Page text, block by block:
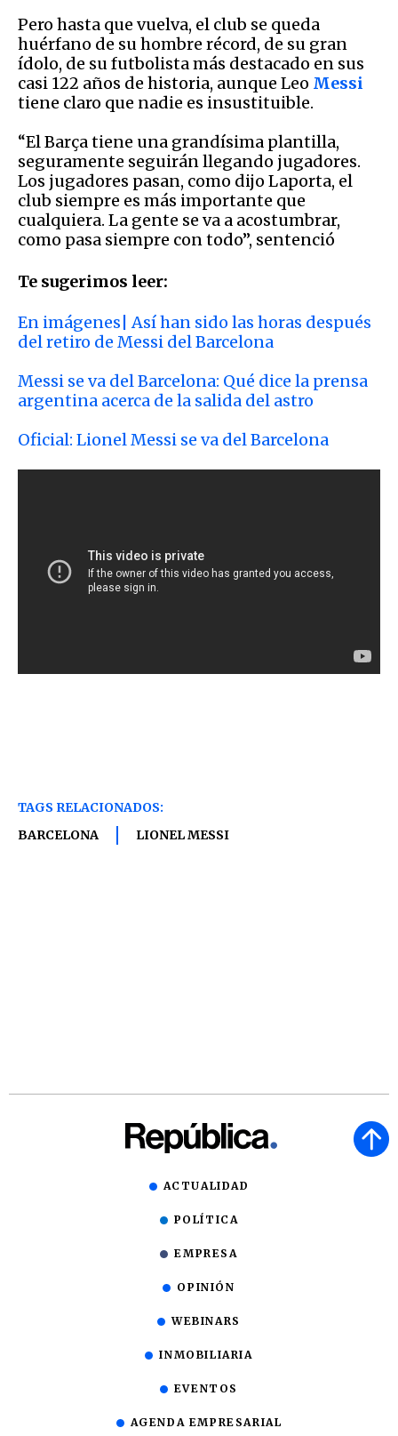
Pero hasta que vuelva, el club se queda
huérfano de su hombre récord, de su gran
ídolo, de su futbolista más destacado en sus
casi 122 años de historia, aunque Leo Messi
tiene claro que nadie es insustituible.
“El Barça tiene una grandísima plantilla,
seguramente seguirán llegando jugadores.
Los jugadores pasan, como dijo Laporta, el
club siempre es más importante que
cualquiera. La gente se va a acostumbrar,
como pasa siempre con todo”, sentenció
Te sugerimos leer:
En imágenes| Así han sido las horas después
del retiro de Messi del Barcelona
Messi se va del Barcelona: Qué dice la prensa
argentina acerca de la salida del astro
Oficial: Lionel Messi se va del Barcelona
TAGS RELACIONADOS:
BARCELONA
LIONEL MESSI
ACTUALIDAD
POLÍTICA
EMPRESA
OPINIÓN
WEBINARS
INMOBILIARIA
EVENTOS
AGENDA EMPRESARIAL